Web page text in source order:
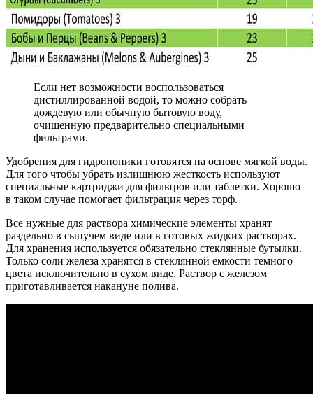
Если нет возможности воспользоваться
дистиллированной водой, то можно собрать
дождевую или обычную бытовую воду,
очищенную предварительно специальными
фильтрами.
Удобрения для гидропоники готовятся на основе мягкой воды.
Для того чтобы убрать излишнюю жесткость используют
специальные картриджи для фильтров или таблетки. Хорошо
в таком случае помогает фильтрация через торф.
Все нужные для раствора химические элементы хранят
раздельно в сыпучем виде или в готовых жидких растворах.
Для хранения используется обязательно стеклянные бутылки.
Только соли железа хранятся в стеклянной емкости темного
цвета исключительно в сухом виде. Раствор с железом
приготавливается накануне полива.